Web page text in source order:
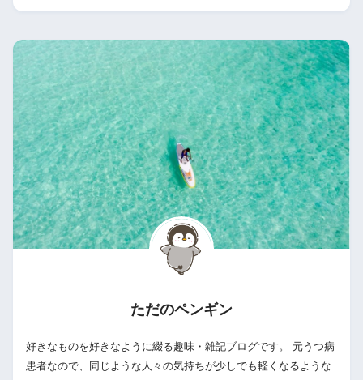
ただのペンギン
好きなものを好きなように綴る趣味・雑記ブログです。 元うつ病
患者なので、同じような人々の気持ちが少しでも軽くなるような